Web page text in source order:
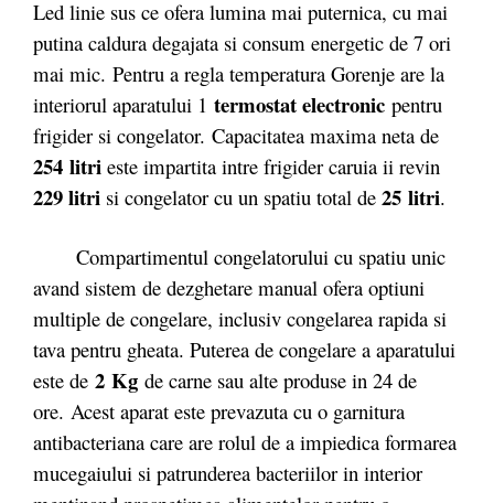
Led linie sus ce ofera lumina mai puternica, cu mai
putina caldura degajata si consum energetic de 7 ori
mai mic. Pentru a regla temperatura Gorenje are la
interiorul aparatului 1 termostat electronic pentru
frigider si congelator. Capacitatea maxima neta de
254 litri este impartita intre frigider caruia ii revin
229 litri si congelator cu un spatiu total de 25 litri.
Compartimentul congelatorului cu spatiu unic
avand sistem de dezghetare manual ofera optiuni
multiple de congelare, inclusiv congelarea rapida si
tava pentru gheata. Puterea de congelare a aparatului
este de 2 Kg de carne sau alte produse in 24 de
ore. Acest aparat este prevazuta cu o garnitura
antibacteriana care are rolul de a impiedica formarea
mucegaiului si patrunderea bacteriilor in interior